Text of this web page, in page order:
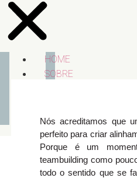
HOME
SOBRE
SERVIÇOS
Nós acreditamos que
perfeito para criar
Porque é um
teambuilding como
todo o sentido que se